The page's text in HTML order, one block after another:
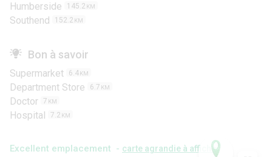
Humberside 145.2 KM
Southend 152.2 KM
Bon à savoir
Supermarket 6.4 KM
Department Store 6.7 KM
Doctor 7 KM
Hospital 7.2 KM
Excellent emplacement - carte agrandie à afficher